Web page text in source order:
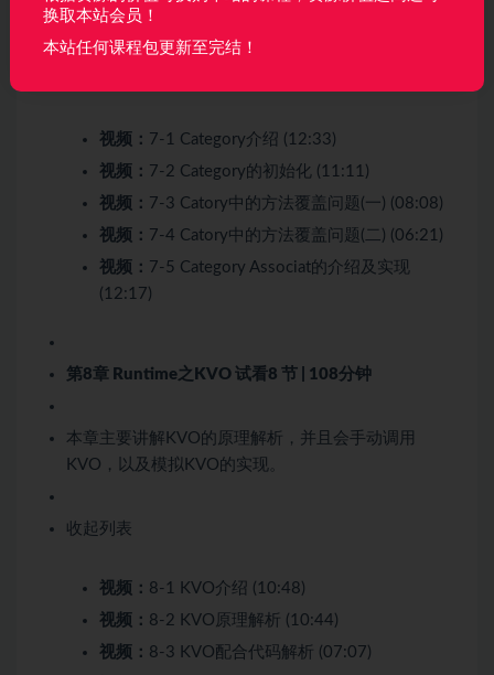
Category Associate的实现。
视频： 7-1 Category介绍 (12:33)
视频： 7-2 Category的初始化 (11:11)
视频： 7-3 Catory中的方法覆盖问题(一) (08:08)
视频： 7-4 Catory中的方法覆盖问题(二) (06:21)
视频： 7-5 Category Associat的介绍及实现
(12:17)
第8章 Runtime之KVO 试看8 节 | 108分钟
本章主要讲解KVO的原理解析，并且会手动调用
KVO，以及模拟KVO的实现。
收起列表
视频： 8-1 KVO介绍 (10:48)
视频： 8-2 KVO原理解析 (10:44)
视频： 8-3 KVO配合代码解析 (07:07)
换取本站会员！
本站任何课程包更新至完结！